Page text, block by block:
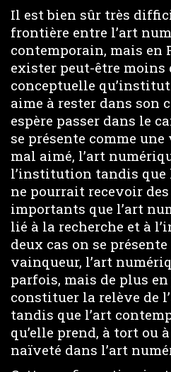
Il est bien sûr très
frontière entre l’art
contemporain, mais en
exister peut-être moins
conceptuelle
aime à rester dans son
espère passer dans le
se présente comme
mal aimé, l’art
l’institution tandis que
ne pourrait recevoir
importants que l’art
lié à la recherche et à
deux cas on se
vainqueur, l’art
parfois, mais de plus
constituer la relève de
tandis que l’art
qu’elle prend, à tort ou
naïveté dans l’art